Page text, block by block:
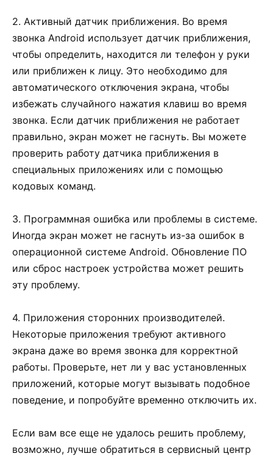
2. Активный датчик приближения. Во время
звонка Android использует датчик приближения,
чтобы определить, находится ли телефон у руки
или приближен к лицу. Это необходимо для
автоматического отключения экрана, чтобы
избежать случайного нажатия клавиш во время
звонка. Если датчик приближения не работает
правильно, экран может не гаснуть. Вы можете
проверить работу датчика приближения в
специальных приложениях или с помощью
кодовых команд.
3. Программная ошибка или проблемы в системе.
Иногда экран может не гаснуть из-за ошибок в
операционной системе Android. Обновление ПО
или сброс настроек устройства может решить
эту проблему.
4. Приложения сторонних производителей.
Некоторые приложения требуют активного
экрана даже во время звонка для корректной
работы. Проверьте, нет ли у вас установленных
приложений, которые могут вызывать подобное
поведение, и попробуйте временно отключить их.
Если вам все еще не удалось решить проблему,
возможно, лучше обратиться в сервисный центр